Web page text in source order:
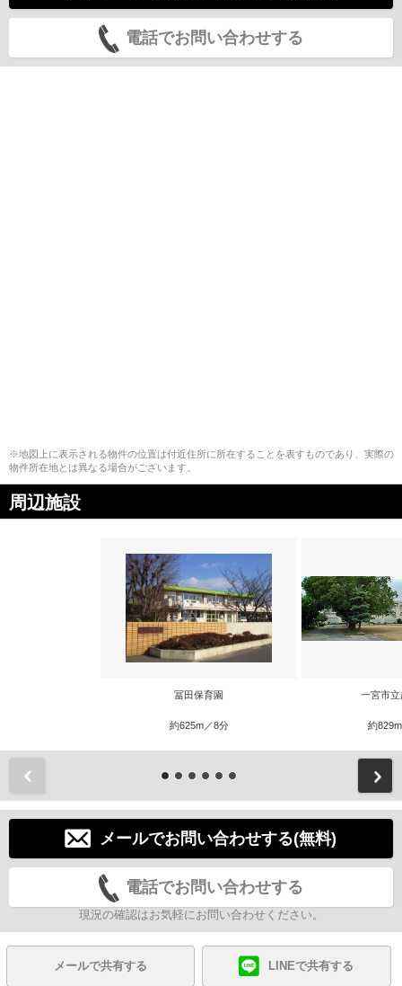
電話でお問い合わせする
※地図上に表示される物件の位置は付近住所に所在することを表すものであり、実際の
物件所在地とは異なる場合がございます。
周辺施設
冨田保育園
約625m／8分
一宮市
約
メールでお問い合わせする(無料)
電話でお問い合わせする
現況の確認はお気軽にお問い合わせください。
メールで共有する LINEで共有する